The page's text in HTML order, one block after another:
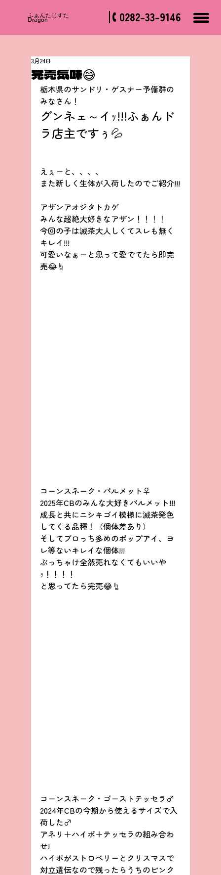
​ふぁんたじすた
Dragon 0282-33-9146
完売気味😅
3月24日
栃木県のサンドリ・ゲスナー予備群の
みなさん！
グンネェ～イｯ!!!ふぁんド
ラ店主ですぅ💦
えぇーと、、、、
また新しく生体が入荷したのでご紹介!!!
アザンアオジタトカゲ
みんな超絶大好きなアザン！！！！
今回の子は滅茶大人しくてスレも無く
キレイ!!!
可愛いなぁーと思って愛でてたら即完
売😂☝
コーンスネーク・パルメット♀
2025年CBのみんな大好きパルメット!!!
成長と共にニシキゴイ模様に滅茶発色
してくる品種！（個体差あり）
そしてブロっち多めのポップアイ、ヨ
レ等ないキレイな個体!!!
ぶっちゃけ全然売れなくてもいいや
ｯ！！！！
と思ってたら完売😂☝
コーンスネーク・ゴーストテッセラ♂
2024年CBの今期から使えるサイズで入
荷した♂
アネリ＋ハイポ＋テッセラの組み合わ
せ!
ハイポがストロベリーとクリスマスで
対立遺伝なので残ったらうちのピンク